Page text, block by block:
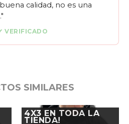
calidad, no es una
VERIFICADO
SIMILARES
4X3 EN TODA LA
TIENDA!